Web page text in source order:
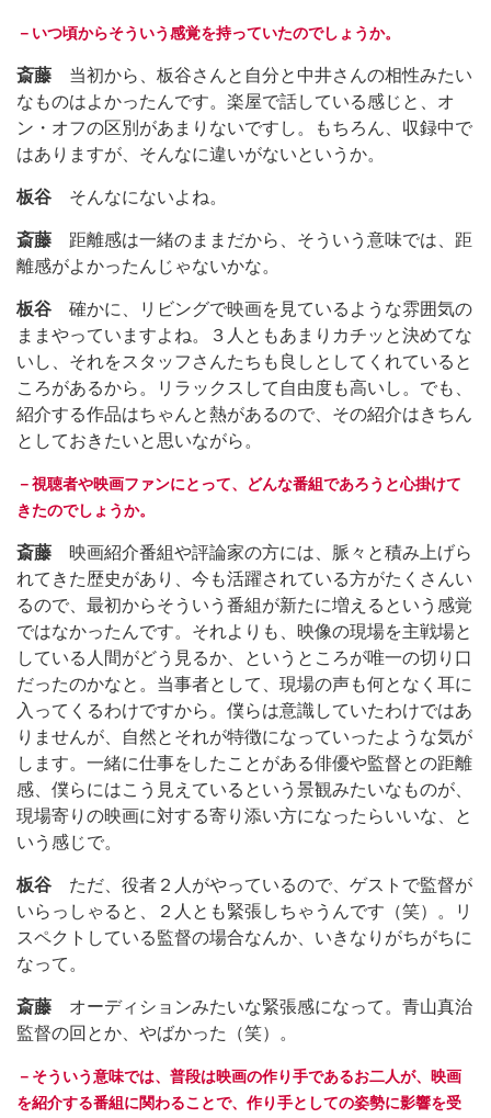
－いつ頃からそういう感覚を持っていたのでしょうか。
斎藤 当初から、板谷さんと自分と中井さんの相性みたい
なものはよかったんです。楽屋で話している感じと、オ
ン・オフの区別があまりないですし。もちろん、収録中で
はありますが、そんなに違いがないというか。
板谷 そんなにないよね。
斎藤 距離感は一緒のままだから、そういう意味では、距
離感がよかったんじゃないかな。
板谷 確かに、リビングで映画を見ているような雰囲気の
ままやっていますよね。３人ともあまりカチッと決めてな
いし、それをスタッフさんたちも良しとしてくれていると
ころがあるから。リラックスして自由度も高いし。でも、
紹介する作品はちゃんと熱があるので、その紹介はきちん
としておきたいと思いながら。
－視聴者や映画ファンにとって、どんな番組であろうと心掛けて
きたのでしょうか。
斎藤 映画紹介番組や評論家の方には、脈々と積み上げら
れてきた歴史があり、今も活躍されている方がたくさんい
るので、最初からそういう番組が新たに増えるという感覚
ではなかったんです。それよりも、映像の現場を主戦場と
している人間がどう見るか、というところが唯一の切り口
だったのかなと。当事者として、現場の声も何となく耳に
入ってくるわけですから。僕らは意識していたわけではあ
りませんが、自然とそれが特徴になっていったような気が
します。一緒に仕事をしたことがある俳優や監督との距離
感、僕らにはこう見えているという景観みたいなものが、
現場寄りの映画に対する寄り添い方になったらいいな、と
いう感じで。
板谷 ただ、役者２人がやっているので、ゲストで監督が
いらっしゃると、２人とも緊張しちゃうんです（笑）。リ
スペクトしている監督の場合なんか、いきなりがちがちに
なって。
斎藤 オーディションみたいな緊張感になって。青山真治
監督の回とか、やばかった（笑）。
－そういう意味では、普段は映画の作り手であるお二人が、映画
を紹介する番組に関わることで、作り手としての姿勢に影響を受